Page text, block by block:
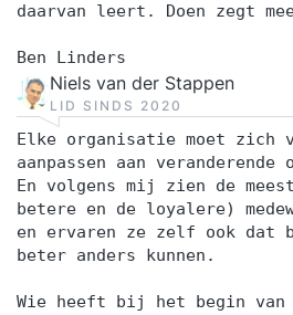
daarvan leert. Doen zegt
Ben Linders
Niels van der Stappen
LID SINDS 2020
Elke organisatie moet zich
aanpassen aan veranderende
En volgens mij zien de
betere en de loyalere)
en ervaren ze zelf ook dat
beter anders kunnen.
Wie heeft bij het begin van